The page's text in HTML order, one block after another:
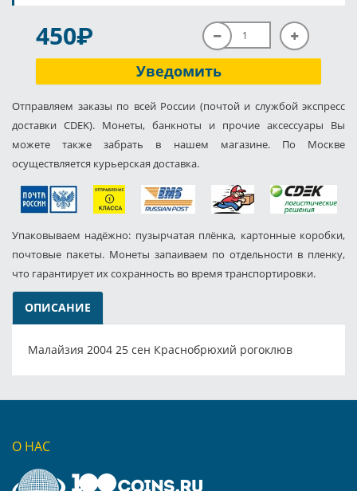
450P
Уведомить
Отправляем заказы по всей России (почтой и службой экспресс
доставки CDEK). Монеты, банкноты и прочие аксессуары Вы
можете также забрать в нашем магазине. По Москве
осуществляется курьерская доставка.
Упаковываем надёжно: пузырчатая плёнка, картонные коробки,
почтовые пакеты. Монеты запаиваем по отдельности в пленку,
что гарантирует их сохранность во время транспортировки.
ОПИСАНИЕ
Малайзия 2004 25 сен Краснобрюхий рогоклюв
О НАС